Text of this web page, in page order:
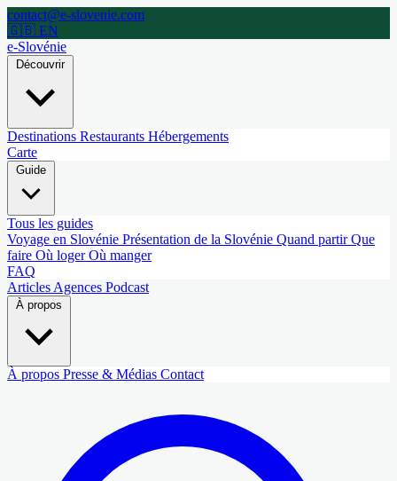
contact@e-slovenie.com
🇬🇧 EN
e-Slovénie
Découvrir
Destinations Restaurants Hébergements
Carte
Tous les guides
Voyage en Slovénie Présentation de la Slovénie Quand partirQue
faire Où logerOù manger
FAQ
Articles Agences Podcast
À propos Presse & Médias Contact